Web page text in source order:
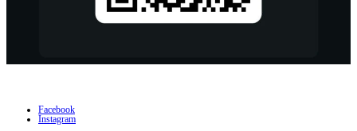
Facebook
Instagram